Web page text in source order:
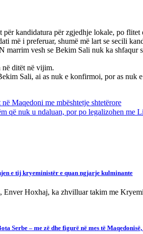
kandidatura për zgjedhje lokale, po
më i preferuar, shumë më lart se secili
marrim vesh se Bekim Sali nuk ka shfaqur
në ditët në vijim.
Sali, ai as nuk e konfirmoi, por as nuk
Maqedoni me mbështetje shtetërore
që nuk u ndaluan, por po legalizohen me
e tij kryeministër e quan ngjarje kulminante
Enver Hoxhaj, ka zhvilluar takim me
Serbe – me zë dhe figurë në mes të